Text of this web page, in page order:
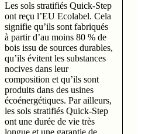
Les sols stratifiés Quick-Step
ont reçu l’EU Ecolabel. Cela
signifie qu’ils sont fabriqués
à partir d’au moins 80 % de
bois issu de sources durables,
qu’ils évitent les substances
nocives dans leur
composition et qu’ils sont
produits dans des usines
écoénergétiques. Par ailleurs,
les sols stratifiés Quick-Step
ont une durée de vie très